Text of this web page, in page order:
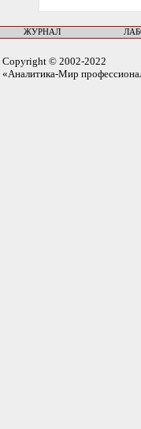
ЖУРНАЛ
Copyright © 2002-2022
«Аналитика-Мир